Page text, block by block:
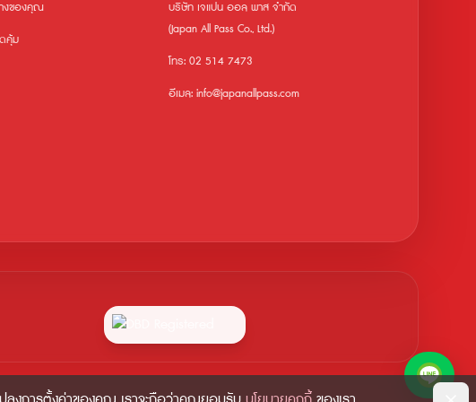
งของคุณ
คุ้ม
บริษัท เจแปน ออล พาส จำกัด
(Japan All Pass Co., Ltd.)
โทร: 02 514 7473
อีเมล: info@japanallpass.com